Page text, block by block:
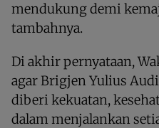
mendukung demi
tambahnya.
Di akhir pernyataan,
agar Brigjen Yulius
diberi kekuatan,
dalam menjalankan